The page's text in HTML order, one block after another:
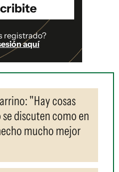
registrado?
aquí
"Hay cosas
discuten como en
mucho mejor